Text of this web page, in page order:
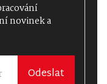
novinek a
Odeslat